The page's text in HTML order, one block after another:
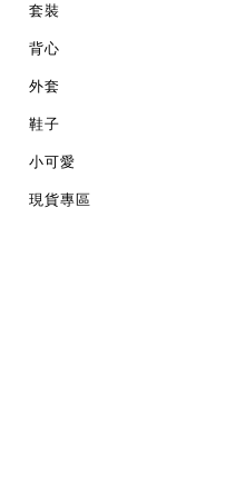
套裝
背心
外套
鞋子
小可愛
現貨專區